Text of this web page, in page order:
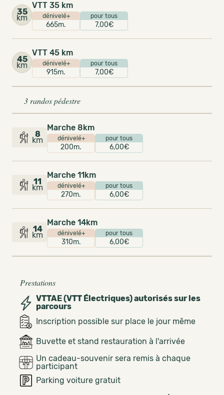
35
km
VTT 35 km
dénivelé+
665m.
pour tous
7,00€
45
km
VTT 45 km
dénivelé+
915m.
pour tous
7,00€
3 randos pédestre
8
km
Marche 8km
dénivelé+
200m.
pour tous
6,00€
11
km
Marche 11km
dénivelé+
270m.
pour tous
6,00€
14
km
Marche 14km
dénivelé+
310m.
pour tous
6,00€
Prestations
VTTAE (VTT Électriques) autorisés sur les
parcours
Inscription possible sur place le jour même
Buvette et stand restauration à l'arrivée
Un cadeau-souvenir sera remis à chaque
participant
Parking voiture gratuit